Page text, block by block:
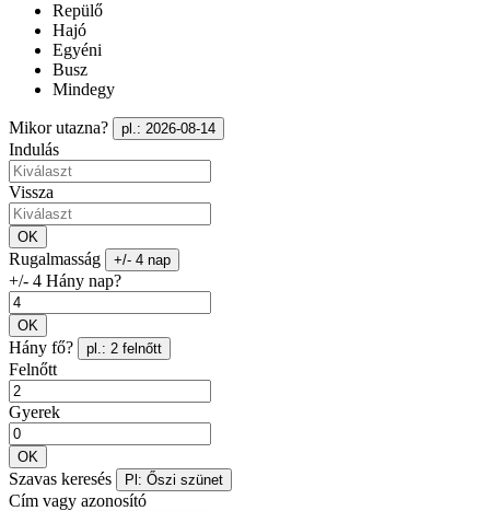
Repülő
Hajó
Egyéni
Busz
Mindegy
Mikor utazna? pl.: 2026-08-14
Indulás
Vissza
OK
Rugalmasság +/- 4 nap
+/- 4 Hány nap?
OK
Hány fő? pl.: 2 felnőtt
Felnőtt
Gyerek
OK
Szavas keresés Pl: Őszi szünet
Cím vagy azonosító